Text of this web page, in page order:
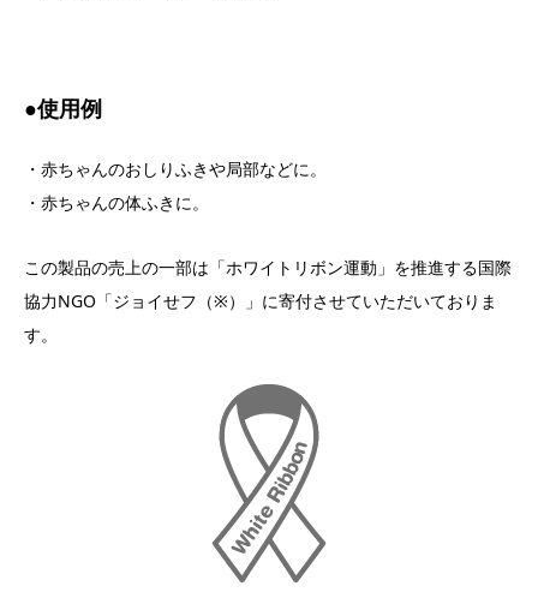
●使用例
・赤ちゃんのおしりふきや局部などに。
・赤ちゃんの体ふきに。
この製品の売上の一部は「ホワイトリボン運動」を推進する国際
協力NGO「ジョイせフ（※）」に寄付させていただいておりま
す。